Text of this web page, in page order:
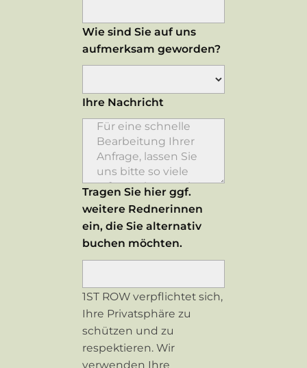
Wie sind Sie auf uns
aufmerksam geworden?
Ihre Nachricht
Tragen Sie hier ggf.
weitere Rednerinnen
ein, die Sie alternativ
buchen möchten.
1ST ROW verpflichtet sich,
Ihre Privatsphäre zu
schützen und zu
respektieren. Wir
verwenden Ihre